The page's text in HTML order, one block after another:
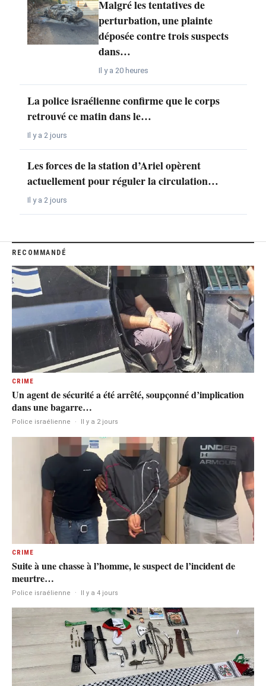
Malgré les tentatives de
perturbation, une plainte
déposée contre trois suspects
dans…
Il y a 20 heures
La police israélienne confirme que le corps
retrouvé ce matin dans le…
Il y a 2 jours
Les forces de la station d’Ariel opèrent
actuellement pour réguler la circulation…
Il y a 2 jours
RECOMMANDÉ
CRIME
Un agent de sécurité a été arrêté, soupçonné d’implication
dans une bagarre…
Police israélienne · Il y a 2 jours
CRIME
Suite à une chasse à l’homme, le suspect de l’incident de
meurtre…
Police israélienne · Il y a 4 jours